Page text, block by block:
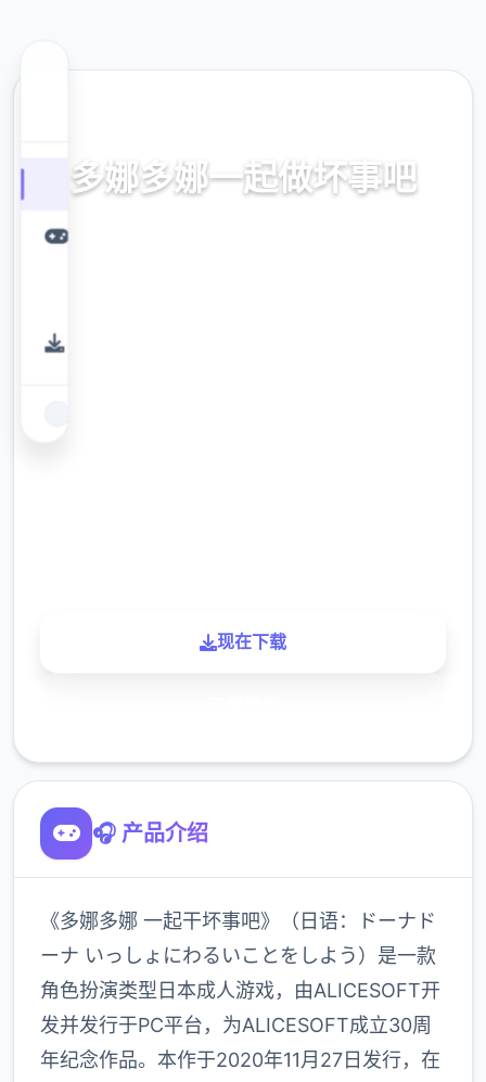
多娜多娜一起做坏事吧
官方中文，中文下载，中文入口，官网入口，
现在下载
🎧 产品介绍
《多娜多娜 一起干坏事吧》（日语：ドーナド
ーナ いっしょにわるいことをしよう）是一款
角色扮演类型日本成人游戏，由ALICESOFT开
发并发行于PC平台，为ALICESOFT成立30周
年纪念作品。本作于2020年11月27日发行，在